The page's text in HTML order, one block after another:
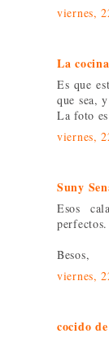
viernes,
La
Es que
que sea,
La foto
viernes,
Suny
Esos
Besos,
viernes,
cocido